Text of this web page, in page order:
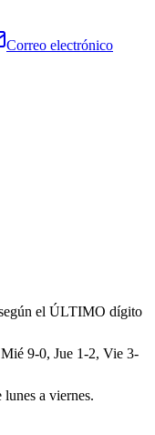
Correo electrónico
el ÚLTIMO dígito
9-0, Jue 1-2, Vie 3-
a viernes.